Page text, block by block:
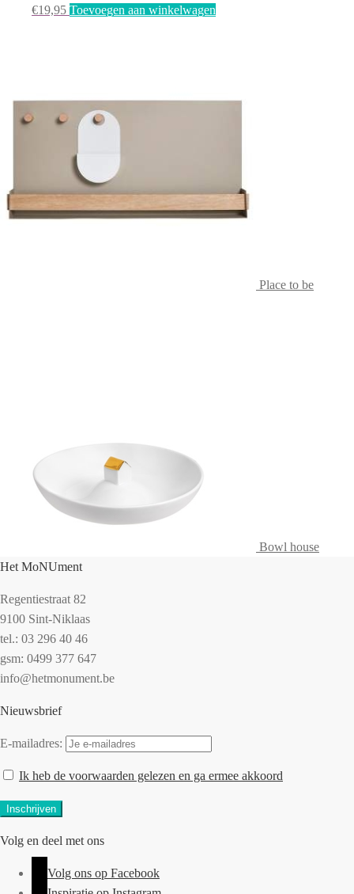
€19,95 Toevoegen aan winkelwagen
Place to be
Bowl house
Het MoNUment
Regentiestraat 82
9100 Sint-Niklaas
tel.: 03 296 40 46
gsm: 0499 377 647
info@hetmonument.be
Nieuwsbrief
E-mailadres:
Ik heb de voorwaarden gelezen en ga ermee akkoord
Volg en deel met ons
Volg ons op Facebook